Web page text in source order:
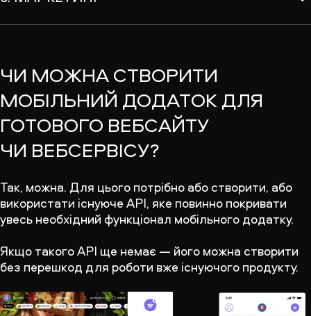
ЧИ МОЖНА СТВОРИТИ
МОБІЛЬНИЙ ДОДАТОК ДЛЯ
ГОТОВОГО ВЕБСАЙТУ
ЧИ ВЕБСЕРВІСУ?
Так, можна. Для цього потрібно або створити, або
використати існуюче API, яке повинно покривати
увесь необхідний функціонал мобільного додатку.
Якщо такого API ще немає — його можна створити
без перешкод для роботи вже існуючого продукту.